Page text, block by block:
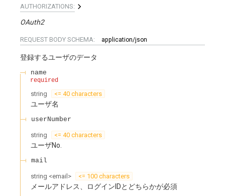
AUTHORIZATIONS:
OAuth2
REQUEST BODY SCHEMA: application/json
登録するユーザのデータ
name
required
string <= 40 characters
ユーザ名
userNumber
string <= 40 characters
ユーザNo.
mail
string <email > <= 100 characters
メールアドレス、ログインIDとどちらかが必須